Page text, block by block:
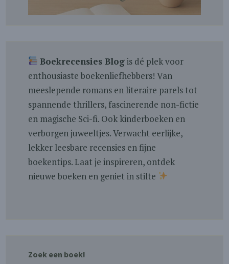
Boekrecensies Blogis dé plek voor
enthousiaste boekenliefhebbers! Van
meeslepende romans en literaire parels tot
spannende thrillers, fascinerende non-fictie
en magische Sci-fi. Ook kinderboeken en
verborgen juweeltjes. Verwacht eerlijke,
lekker leesbare recensies en fijne
boekentips. Laat je inspireren, ontdek
nieuwe boeken en geniet in stilte
Zoek een boek!